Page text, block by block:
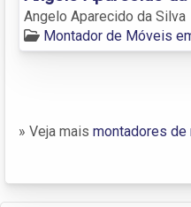
Angelo Aparecido da Silva
Montador de Móveis
» Veja mais montadores